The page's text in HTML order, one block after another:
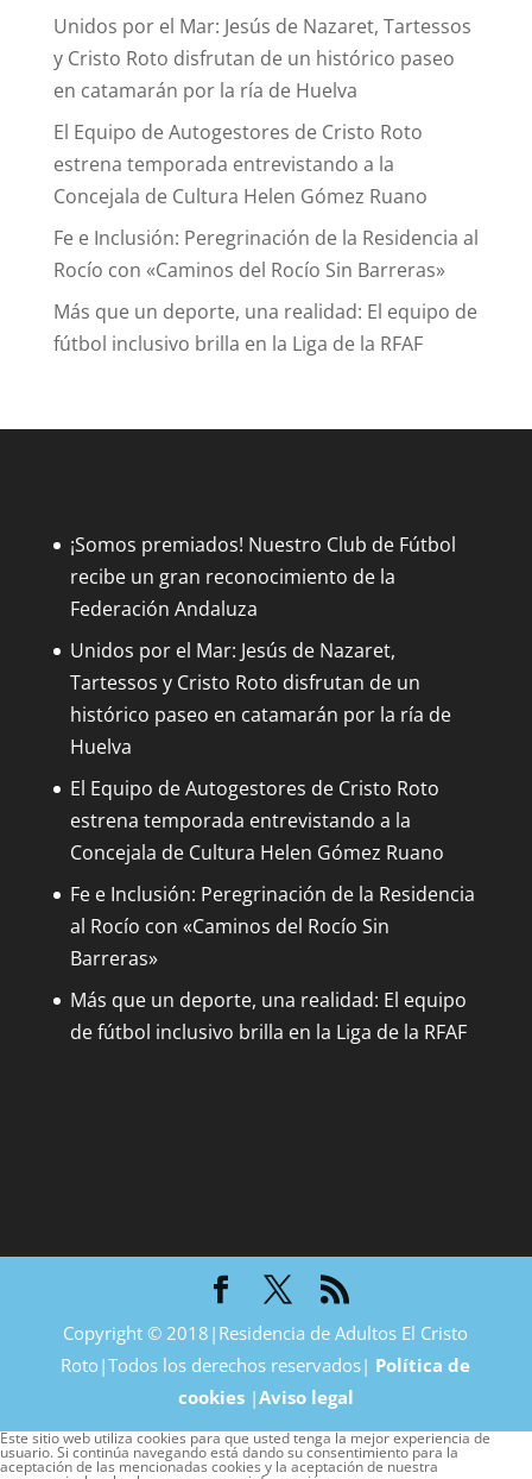
Unidos por el Mar: Jesús de Nazaret, Tartessos
y Cristo Roto disfrutan de un histórico paseo
en catamarán por la ría de Huelva
El Equipo de Autogestores de Cristo Roto
estrena temporada entrevistando a la
Concejala de Cultura Helen Gómez Ruano
Fe e Inclusión: Peregrinación de la Residencia al
Rocío con «Caminos del Rocío Sin Barreras»
Más que un deporte, una realidad: El equipo de
fútbol inclusivo brilla en la Liga de la RFAF
¡Somos premiados! Nuestro Club de Fútbol
recibe un gran reconocimiento de la
Federación Andaluza
Unidos por el Mar: Jesús de Nazaret,
Tartessos y Cristo Roto disfrutan de un
histórico paseo en catamarán por la ría de
Huelva
El Equipo de Autogestores de Cristo Roto
estrena temporada entrevistando a la
Concejala de Cultura Helen Gómez Ruano
Fe e Inclusión: Peregrinación de la Residencia
al Rocío con «Caminos del Rocío Sin
Barreras»
Más que un deporte, una realidad: El equipo
de fútbol inclusivo brilla en la Liga de la RFAF
Copyright © 2018|Residencia de Adultos El Cristo
Roto|Todos los derechos reservados| Política de
cookies|Aviso legal
Este sitio web utiliza cookies para que usted tenga la mejor experiencia de
usuario. Si continúa navegando está dando su consentimiento para la
aceptación de las mencionadas cookies y la aceptación de nuestra